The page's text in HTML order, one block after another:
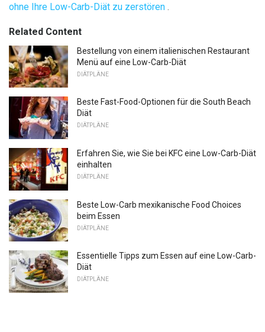
ohne Ihre Low-Carb-Diät zu zerstören .
Related Content
Bestellung von einem italienischen Restaurant
Menü auf eine Low-Carb-Diät
DIÄTPLÄNE
Beste Fast-Food-Optionen für die South Beach
Diät
DIÄTPLÄNE
Erfahren Sie, wie Sie bei KFC eine Low-Carb-Diät
einhalten
DIÄTPLÄNE
Beste Low-Carb mexikanische Food Choices
beim Essen
DIÄTPLÄNE
Essentielle Tipps zum Essen auf eine Low-Carb-
Diät
DIÄTPLÄNE